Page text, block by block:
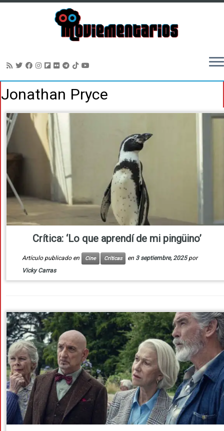
alJonathan Pryce
Crítica: ‘Lo que aprendí de mi pingüino’
Artículo publicado en Cine Críticas en 3 septiembre, 2025 por
Vicky Carras